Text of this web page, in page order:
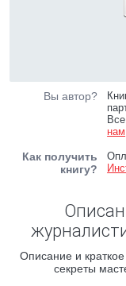
Вы автор?
нам
Как получить
книгу?
Описание и
секреты